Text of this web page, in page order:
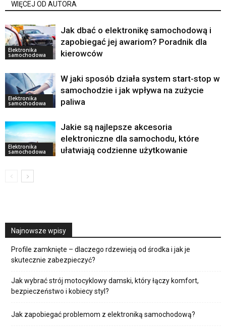
WIĘCEJ OD AUTORA
Elektronika
samochodowa
Jak dbać o elektronikę samochodową i
zapobiegać jej awariom? Poradnik dla
kierowców
Elektronika
samochodowa
W jaki sposób działa system start-stop w
samochodzie i jak wpływa na zużycie
paliwa
Elektronika
samochodowa
Jakie są najlepsze akcesoria
elektroniczne dla samochodu, które
ułatwiają codzienne użytkowanie
Najnowsze wpisy
Profile zamknięte – dlaczego rdzewieją od środka i jak je
skutecznie zabezpieczyć?
Jak wybrać strój motocyklowy damski, który łączy komfort,
bezpieczeństwo i kobiecy styl?
Jak zapobiegać problemom z elektroniką samochodową?